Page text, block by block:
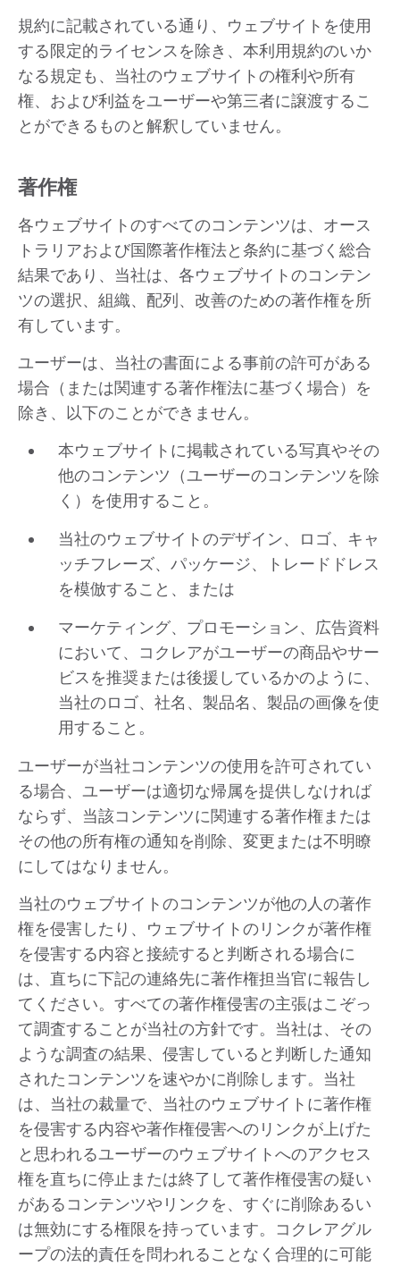
規約に記載されている通り、ウェブサイトを使用
する限定的ライセンスを除き、本利用規約のいか
なる規定も、当社のウェブサイトの権利や所有
権、および利益をユーザーや第三者に譲渡するこ
とができるものと解釈していません。
著作権
各ウェブサイトのすべてのコンテンツは、オース
トラリアおよび国際著作権法と条約に基づく総合
結果であり、当社は、各ウェブサイトのコンテン
ツの選択、組織、配列、改善のための著作権を所
有しています。
ユーザーは、当社の書面による事前の許可がある
場合（または関連する著作権法に基づく場合）を
除き、以下のことができません。
本ウェブサイトに掲載されている写真やその
他のコンテンツ（ユーザーのコンテンツを除
く）を使用すること。
当社のウェブサイトのデザイン、ロゴ、キャ
ッチフレーズ、パッケージ、トレードドレス
を模倣すること、または
マーケティング、プロモーション、広告資料
において、コクレアがユーザーの商品やサー
ビスを推奨または後援しているかのように、
当社のロゴ、社名、製品名、製品の画像を使
用すること。
ユーザーが当社コンテンツの使用を許可されてい
る場合、ユーザーは適切な帰属を提供しなければ
ならず、当該コンテンツに関連する著作権または
その他の所有権の通知を削除、変更または不明瞭
にしてはなりません。
当社のウェブサイトのコンテンツが他の人の著作
権を侵害したり、ウェブサイトのリンクが著作権
を侵害する内容と接続すると判断される場合に
は、直ちに下記の連絡先に著作権担当官に報告し
てください。すべての著作権侵害の主張はこぞっ
て調査することが当社の方針です。当社は、その
ような調査の結果、侵害していると判断した通知
されたコンテンツを速やかに削除します。当社
は、当社の裁量で、当社のウェブサイトに著作権
を侵害する内容や著作権侵害へのリンクが上げた
と思われるユーザーのウェブサイトへのアクセス
権を直ちに停止または終了して著作権侵害の疑い
があるコンテンツやリンクを、すぐに削除あるい
は無効にする権限を持っています。コクレアグル
ープの法的責任を問われることなく合理的に可能